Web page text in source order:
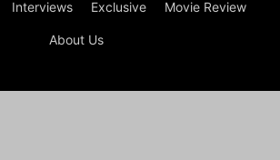
Interviews Exclusive Movie Review
About Us